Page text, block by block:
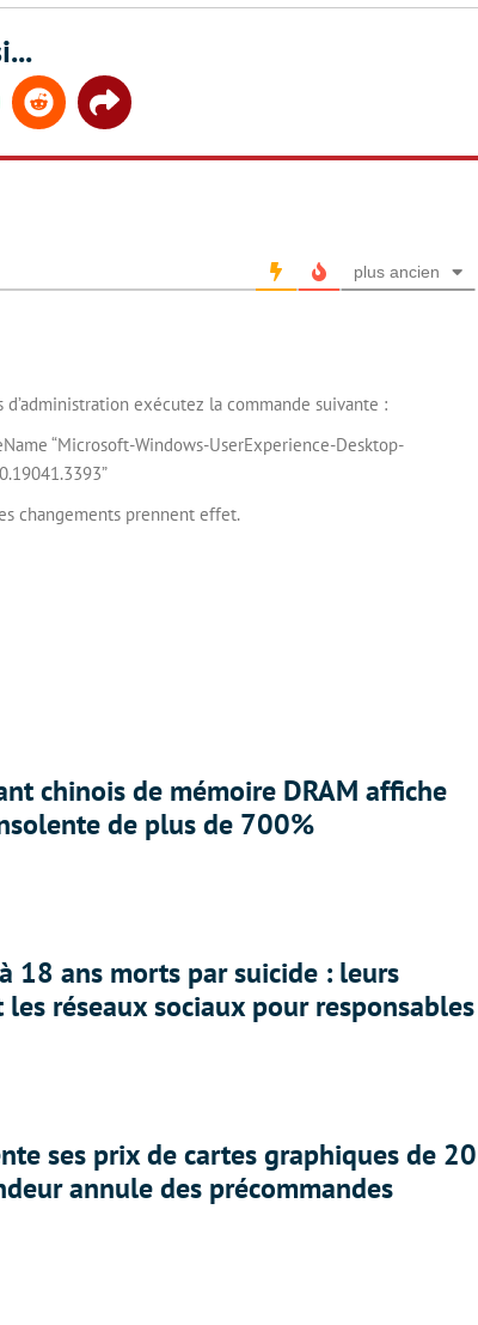
Reddit Share
plus ancien
exécutez la commande suivante :
“Microsoft-Windows-UserExperience-Desktop-
changements prennent effet.
chinois de mémoire DRAM affiche
de plus de 700%
18 ans morts par suicide : leurs
réseaux sociaux pour responsables
ses prix de cartes graphiques de 20
annule des précommandes